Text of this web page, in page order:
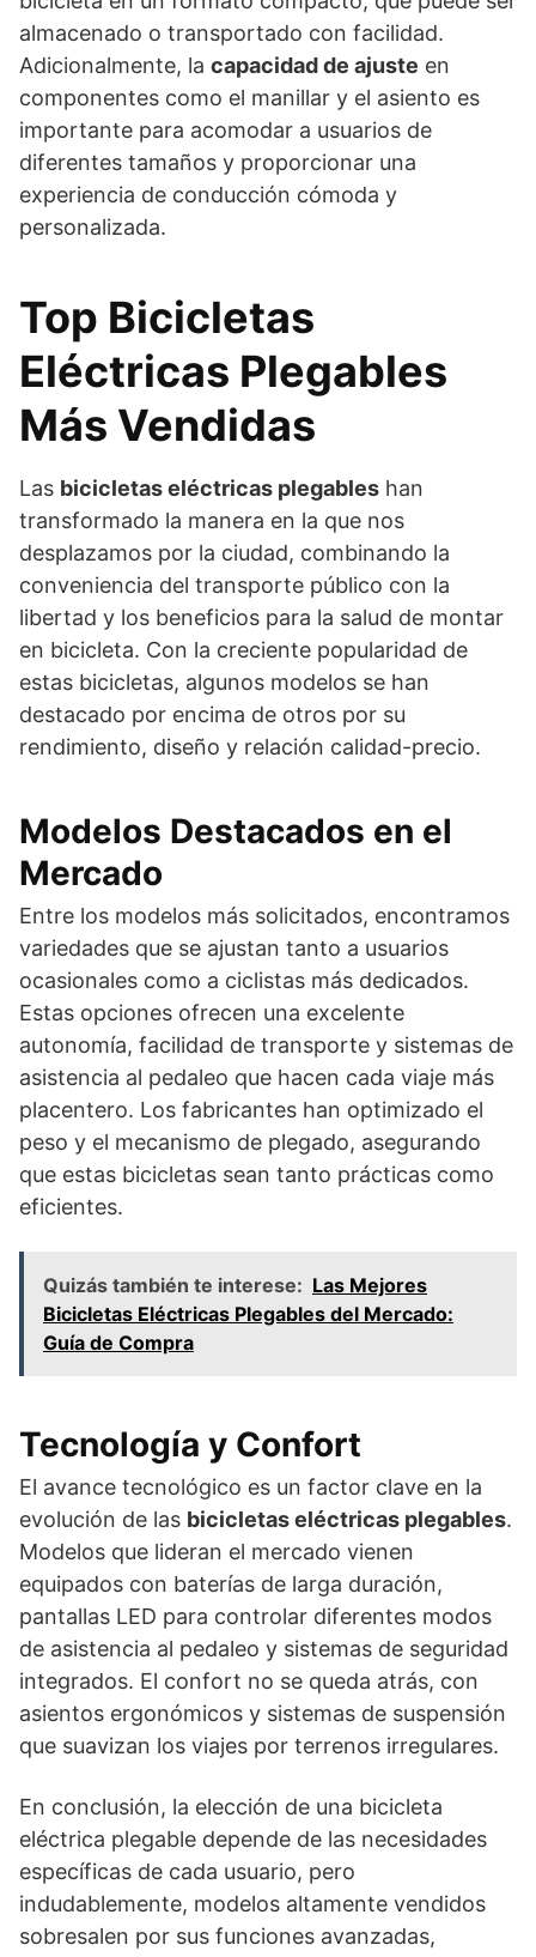
almacenado o transportado con facilidad.
Adicionalmente, la capacidad de ajuste en
componentes como el manillar y el asiento es
importante para acomodar a usuarios de
diferentes tamaños y proporcionar una
experiencia de conducción cómoda y
personalizada.
Top Bicicletas
Eléctricas Plegables
Más Vendidas
Las bicicletas eléctricas plegables han
transformado la manera en la que nos
desplazamos por la ciudad, combinando la
conveniencia del transporte público con la
libertad y los beneficios para la salud de montar
en bicicleta. Con la creciente popularidad de
estas bicicletas, algunos modelos se han
destacado por encima de otros por su
rendimiento, diseño y relación calidad-precio.
Modelos Destacados en el
Mercado
Entre los modelos más solicitados, encontramos
variedades que se ajustan tanto a usuarios
ocasionales como a ciclistas más dedicados.
Estas opciones ofrecen una excelente
autonomía, facilidad de transporte y sistemas de
asistencia al pedaleo que hacen cada viaje más
placentero. Los fabricantes han optimizado el
peso y el mecanismo de plegado, asegurando
que estas bicicletas sean tanto prácticas como
eficientes.
Quizás también te interese: Las Mejores
Bicicletas Eléctricas Plegables del Mercado:
Guía de Compra
Tecnología y Confort
El avance tecnológico es un factor clave en la
evolución de las bicicletas eléctricas plegables.
Modelos que lideran el mercado vienen
equipados con baterías de larga duración,
pantallas LED para controlar diferentes modos
de asistencia al pedaleo y sistemas de seguridad
integrados. El confort no se queda atrás, con
asientos ergonómicos y sistemas de suspensión
que suavizan los viajes por terrenos irregulares.
En conclusión, la elección de una bicicleta
eléctrica plegable depende de las necesidades
específicas de cada usuario, pero
indudablemente, modelos altamente vendidos
sobresalen por sus funciones avanzadas,